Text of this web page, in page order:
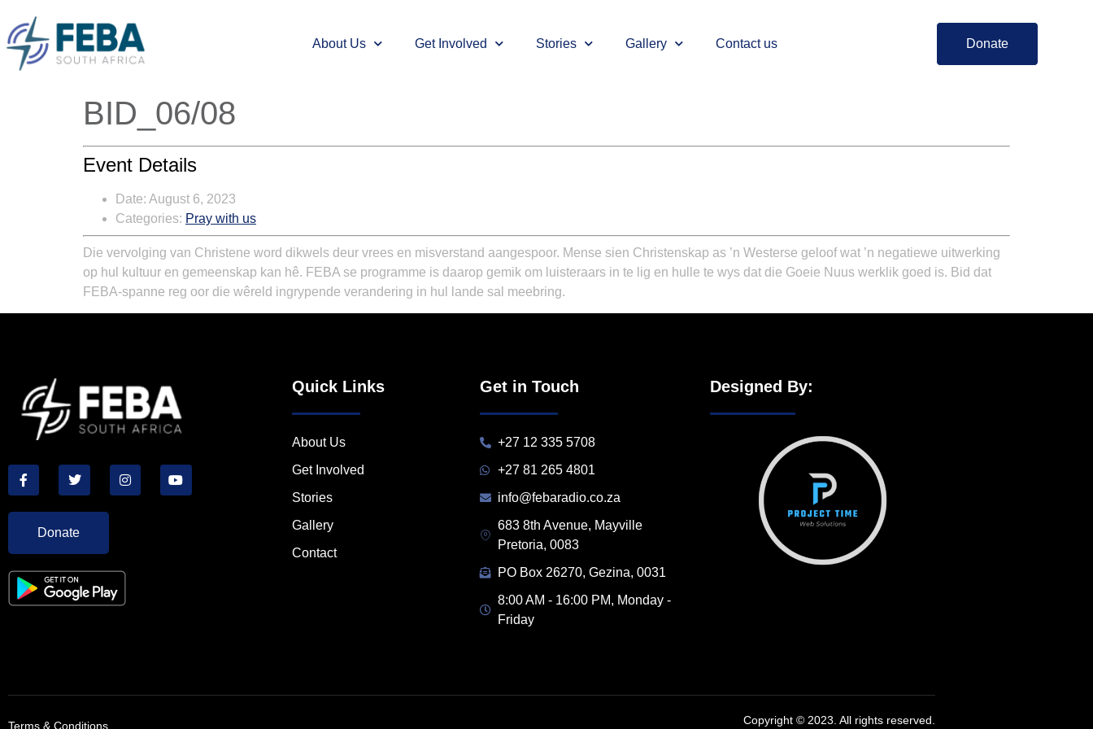
About Us Get Involved Stories Gallery Contact us Donate
BID_06/08
Event Details
Date: August 6, 2023
Categories: Pray with us
Die vervolging van Christene word dikwels deur vrees en misverstand aangespoor. Mense sien Christenskap as ’n Westerse geloof wat ’n negatiewe uitwerking
op hul kultuur en gemeenskap kan hê. FEBA se programme is daarop gemik om luisteraars in te lig en hulle te wys dat die Goeie Nuus werklik goed is. Bid dat
FEBA-spanne reg oor die wêreld ingrypende verandering in hul lande sal meebring.
Donate
Quick Links
About Us
Get Involved
Stories
Gallery
Contact
Get in Touch
+27 12 335 5708
+27 81 265 4801
info@febaradio.co.za
683 8th Avenue, Mayville
Pretoria, 0083
PO Box 26270, Gezina, 0031
8:00 AM - 16:00 PM, Monday -
Friday
Designed By:
Terms & Conditions Copyright © 2023. All rights reserved.